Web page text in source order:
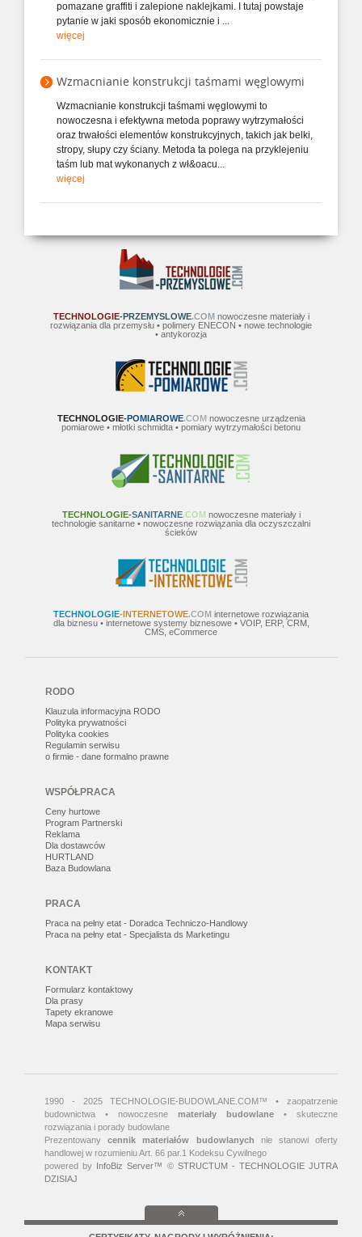
pomazane graffiti i zalepione naklejkami. I tutaj powstaje
pytanie w jaki sposób ekonomicznie i ...
więcej
Wzmacnianie konstrukcji taśmami węglowymi
Wzmacnianie konstrukcji taśmami węglowymi to
nowoczesna i efektywna metoda poprawy wytrzymałości
oraz trwałości elementów konstrukcyjnych, takich jak belki,
stropy, słupy czy ściany. Metoda ta polega na przyklejeniu
taśm lub mat wykonanych z wł&oacu...
więcej
TECHNOLOGIE-PRZEMYSLOWE.COMnowoczesne materiały i
rozwiązania dla przemysłu • polimery ENECON • nowe technologie
• antykorozja
TECHNOLOGIE-POMIAROWE.COMnowoczesne urządzenia
pomiarowe • młotki schmidta • pomiary wytrzymałości betonu
TECHNOLOGIE-SANITARNE.COMnowoczesne materiały i
technologie sanitarne • nowoczesne rozwiązania dla oczyszczalni
ścieków
TECHNOLOGIE-INTERNETOWE.COM internetowe rozwiązania
dla biznesu • internetowe systemy biznesowe • VOIP, ERP, CRM,
CMS, eCommerce
RODO
Klauzula informacyjna RODO
Polityka prywatności
Polityka cookies
Regulamin serwisu
o firmie - dane formalno prawne
WSPÓŁPRACA
Ceny hurtowe
Program Partnerski
Reklama
Dla dostawców
HURTLAND
Baza Budowlana
PRACA
Praca na pełny etat - Doradca Techniczo-Handlowy
Praca na pełny etat - Specjalista ds Marketingu
KONTAKT
Formularz kontaktowy
Dla prasy
Tapety ekranowe
Mapa serwisu
1990 - 2025 TECHNOLOGIE-BUDOWLANE.COM™ • zaopatrzenie
budownictwa • nowoczesne materiały budowlane • skuteczne
rozwiązania i porady budowlane
Prezentowanycennik materiałów budowlanych nie stanowi oferty
handlowej w rozumieniu Art. 66 par.1 Kodeksu Cywilnego
powered by InfoBiz Server™ © STRUCTUM - TECHNOLOGIE JUTRA
DZISIAJ